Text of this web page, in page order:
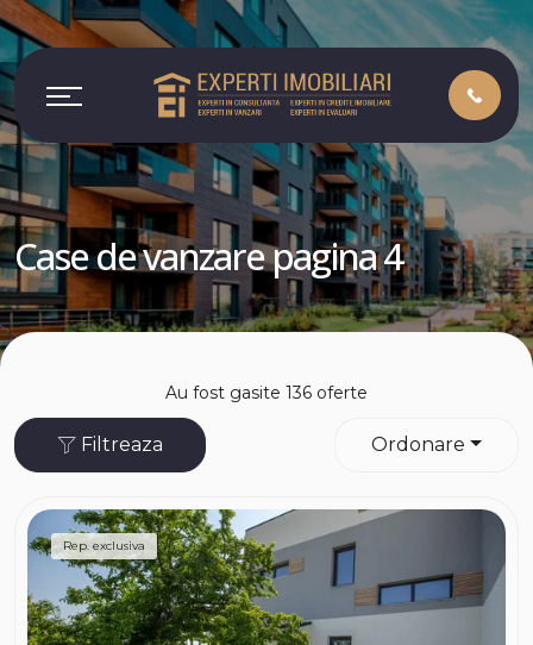
Case de vanzare pagina 4
Au fost gasite 136 oferte
Ordonare
Filtreaza
Rep. exclusiva